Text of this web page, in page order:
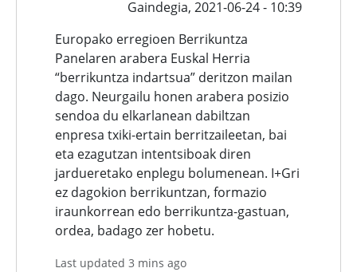
Gaindegia, 2021-06-24 - 10:39
Europako erregioen Berrikuntza
Panelaren arabera Euskal Herria
“berrikuntza indartsua” deritzon mailan
dago. Neurgailu honen arabera posizio
sendoa du elkarlanean dabiltzan
enpresa txiki-ertain berritzaileetan, bai
eta ezagutzan intentsiboak diren
jardueretako enplegu bolumenean. I+Gri
ez dagokion berrikuntzan, formazio
iraunkorrean edo berrikuntza-gastuan,
ordea, badago zer hobetu.
Last updated 3 mins ago